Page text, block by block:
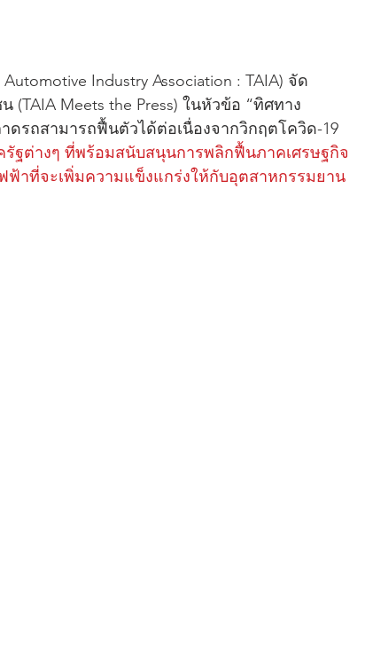
Industry Association : TAIA) จัด
Meets the Press) ในหัวข้อ “ทิศทาง
รถสามารถฟื้นตัวได้ต่อเนื่องจากวิกฤตโควิด-19
ฐต่างๆ ที่พร้อมสนับสนุนการพลิกฟื้นภาคเศรษฐกิจ
ฟ้าที่จะเพิ่มความแข็งแกร่งให้กับอุตสาหกรรมยาน